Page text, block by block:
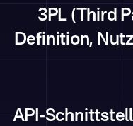
3PL (Third
Definition,
API-